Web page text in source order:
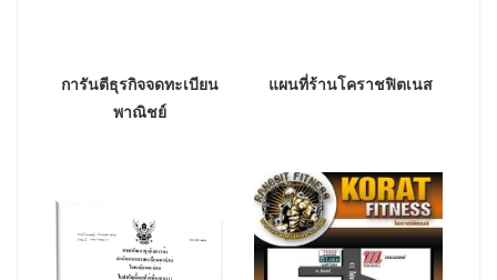
การันตีธุรกิจจดทะเบียน
พาณิชย์
แผนที่ร้านโคราชฟิตเนส